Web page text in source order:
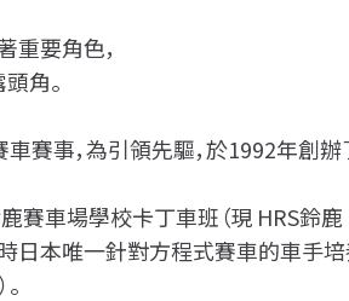
要角色，
角。
賽事，為引領先驅，於1992年創辦
賽車場學校卡丁車班（現 HRS鈴鹿
日本唯一針對方程式賽車的車手